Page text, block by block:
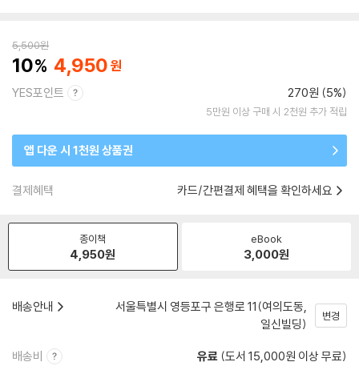
5,500원
10 4,950
YES포인트 270원 (5%)
5만원 이상 구매 시 2천원 추가 적립
앱 다운 시 1천원 상품권
결제혜택 카드/간편결제 혜택을 확인하세요
종이책
4,950원
eBook
3,000원
배송안내
서울특별시 영등포구 은행로 11(여의도동,
일신빌딩)
변경
배송비 유료 (도서 15,000원 이상 무료)